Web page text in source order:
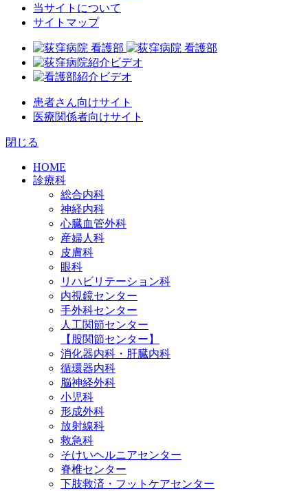
当サイトについて
サイトマップ
患者さん向けサイト
医療関係者向けサイト
閉じる
HOME
診療科
総合内科
神経内科
心臓血管外科
産婦人科
皮膚科
眼科
リハビリテーション科
内視鏡センター
手外科センター
人工関節センター
【股関節センター】
消化器内科・肝臓内科
循環器内科
脳神経外科
小児科
形成外科
放射線科
救急科
そけいヘルニアセンター
脊椎センター
下肢救済・フットケアセンター